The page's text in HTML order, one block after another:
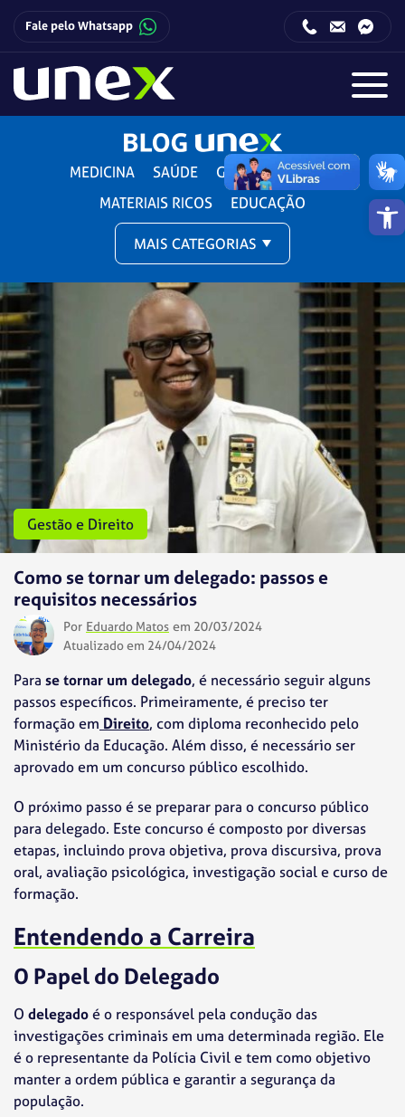
Barra
Fale pelo Whatsapp
MEDICINA SAÚDE
GESTÃO E DIREITO
MATERIAIS RICOS
EDUCAÇÃO
MAIS CATEGORIAS
Gestão e Direito
Como se tornar um delegado: passos e
requisitos necessários
Por Eduardo Matos em 20/03/2024
Atualizado em 24/04/2024
Para se tornar um delegado, é necessário seguir alguns
passos específicos. Primeiramente, é preciso ter
formação em Direito, com diploma reconhecido pelo
Ministério da Educação. Além disso, é necessário ser
aprovado em um concurso público escolhido.
O próximo passo é se preparar para o concurso público
para delegado. Este concurso é composto por diversas
etapas, incluindo prova objetiva, prova discursiva, prova
oral, avaliação psicológica, investigação social e curso de
formação.
Entendendo a Carreira
O Papel do Delegado
O delegadoé o responsável pela condução das
investigações criminais em uma determinada região. Ele
é o representante da Polícia Civil e tem como objetivo
manter a ordem pública e garantir a segurança da
população.